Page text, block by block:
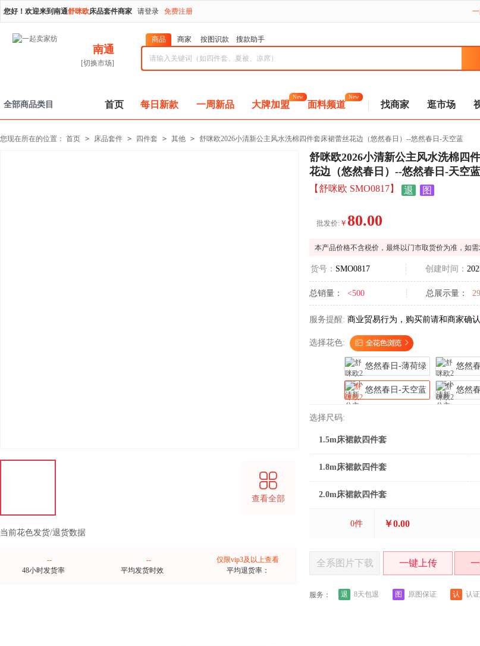
您好！欢迎来到南通舒咪欧床品套件商家 请登录 免费注册
南通
[切换市场]
商品 商家 按图识款 搜款助手
全部商品类目 首页 每日新款 一周新品 大牌加盟
New
面料频道
New
找商家 逛市场
您现在所在的位置： 首页 > 床品套件 > 四件套 > 其他 > 舒咪欧2026小清新公主风水洗棉四件套床裙蕾丝花边（悠然春日）--悠然春日-天空蓝
查看全部
当前花色发货/退货数据
--
48小时发货率
--
平均发货时效
仅限vip3及以上查看
平均退货率：
舒咪欧2026小清新公主风水洗棉四
花边（悠然春日）--悠然春日-天空蓝
【舒咪欧 SMO0817】 退 图
批发价: ￥ 80.00
本产品价格不含税价，最终以门市取货价为准，如需
货号： SMO0817 创建时间：
总销量： <500 总展示量：
服务提醒: 商业贸易行为，购买前请和商家确认
选择花色:
悠然春日-薄荷绿 悠然
悠然春日-天空蓝 悠然
选择尺码:
1.5m床裙款四件套
1.8m床裙款四件套
2.0m床裙款四件套
0件 ￥0.00
全系图片下载 一键上传
服务： 退 8天包退 图 原图保证 认 认